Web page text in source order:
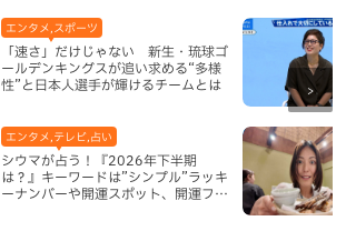
「速さ」だけじゃない 新生・琉球ゴ
ールデンキングスが追い求める“多様
性”と日本人選手が輝けるチームとは
エンタメ,スポーツ
シウマが占う！『2026年下半期
は？』キーワードは”シンプル”ラッキ
ーナンバーや開運スポット、開運フー
エンタメ,テレビ,占い